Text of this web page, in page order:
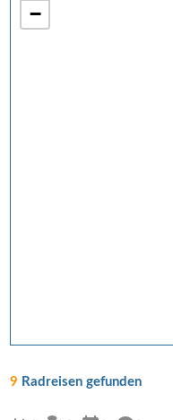
−
9 Radreisen gefunden